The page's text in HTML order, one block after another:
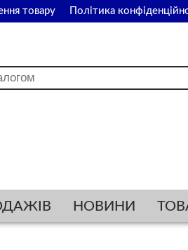
товару Політика
НОВИНИ